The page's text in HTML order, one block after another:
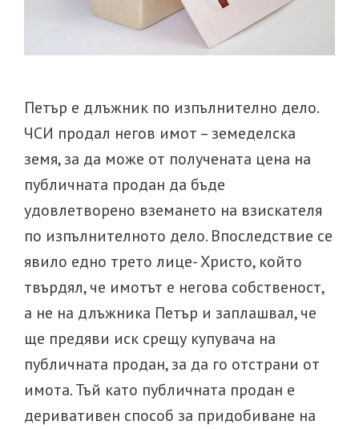
Петър е длъжник по изпълнително дело.
ЧСИ продал негов имот – земеделска
земя, за да може от получената цена на
публичната продан да бъде
удовлетворено вземането на взискателя
по изпълнителното дело. Впоследствие се
явило едно трето лице- Христо, който
твърдял, че имотът е негова собственост,
а не на длъжника Петър и заплашвал, че
ще предяви иск срещу купувача на
публичната продан, за да го отстрани от
имота. Тъй като публичната продан е
деривативен способ за придобиване на